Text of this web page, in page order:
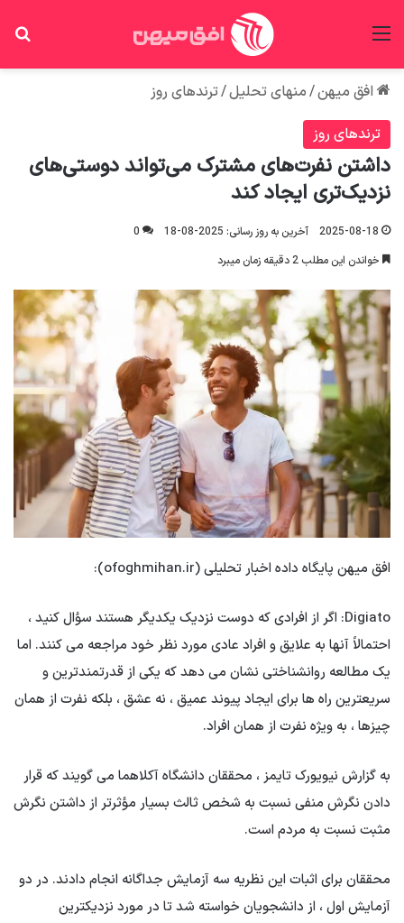
افق میهن/منهای تحلیل/ترندهای روز
ترندهای روز
داشتن نفرت‌های مشترک می‌تواند دوستی‌های
نزدیک‌تری ایجاد کند
2025-08-18 آخرین به روز رسانی: 2025-08-18
0
خواندن این مطلب 2 دقیقه زمان میبرد
افق میهن پایگاه داده اخبار تحلیلی (ofoghmihan.ir):
Digiato: اگر از افرادی که دوست نزدیک یکدیگر هستند سؤال کنید ،
احتمالاً آنها به علایق و افراد عادی مورد نظر خود مراجعه می کنند. اما
یک مطالعه روانشناختی نشان می دهد که یکی از قدرتمندترین و
سریعترین راه ها برای ایجاد پیوند عمیق ، نه عشق ، بلکه نفرت از همان
چیزها ، به ویژه نفرت از همان افراد.
به گزارش نیویورک تایمز ، محققان دانشگاه آکلاهما می گویند که قرار
دادن نگرش منفی نسبت به شخص ثالث بسیار مؤثرتر از داشتن نگرش
مثبت نسبت به مردم است.
محققان برای اثبات این نظریه سه آزمایش جداگانه انجام دادند. در دو
آزمایش اول ، از دانشجویان خواسته شد تا در مورد نزدیکترین